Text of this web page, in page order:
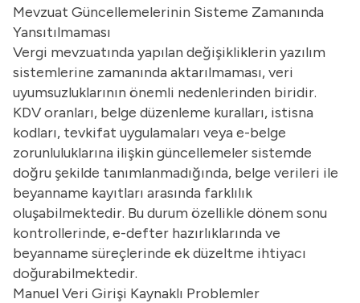
Mevzuat Güncellemelerinin Sisteme Zamanında
Yansıtılmaması
Vergi mevzuatında yapılan değişikliklerin yazılım
sistemlerine zamanında aktarılmaması, veri
uyumsuzluklarının önemli nedenlerinden biridir.
KDV oranları, belge düzenleme kuralları, istisna
kodları, tevkifat uygulamaları veyae-belge
zorunluluklarına ilişkin güncellemelersistemde
doğru şekilde tanımlanmadığında, belge verileri ile
beyanname kayıtları arasında farklılık
oluşabilmektedir. Bu durum özellikle dönem sonu
kontrollerinde, e-defter hazırlıklarında ve
beyanname süreçlerinde ek düzeltme ihtiyacı
doğurabilmektedir.
Manuel Veri Girişi Kaynaklı Problemler